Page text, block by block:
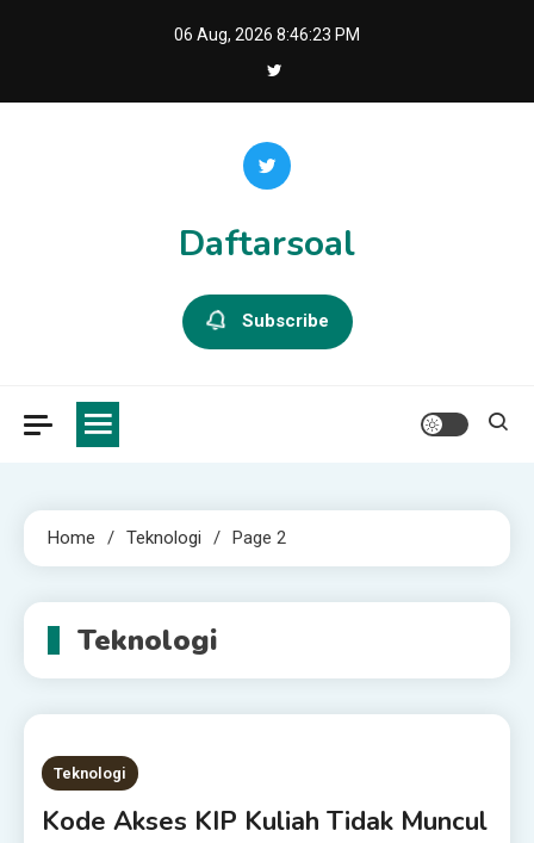
06 Aug, 2026 8:46:23 PM
Daftarsoal
Subscribe
Home Teknologi Page 2
Teknologi
Teknologi
Kode Akses KIP Kuliah Tidak Muncul